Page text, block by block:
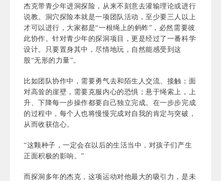
杰克带青少年进洞探险，从来不刻意去灌输理论或进行
说教。洞穴探险本就是一项团队活动，至少要三人以上
才可以进行，大家都是“一根绳上的蚂蚱”，必然需要彼
此协作。针对青少年的探洞项目，更是经过了一番科学
设计。只要置身其中，尽情地玩，自然能感受到这
股“无形的力量”。
比如团队协作中，需要勇气去和陌生人交流、接触；面
对高耸的崖壁，需要克服内心的恐惧；悬于绳索上，上
升、下降每一步操作都要自己独立完成。在一步步完成
的过程中，每个人也将慢慢完成对自我的肯定与突破，
从而收获信心。
“这颗种子，一定会在以后的生活当中，对孩子们产生
正面积极的影响。”
而探洞多年的杰克，这项运动对他最大的吸引力，是未